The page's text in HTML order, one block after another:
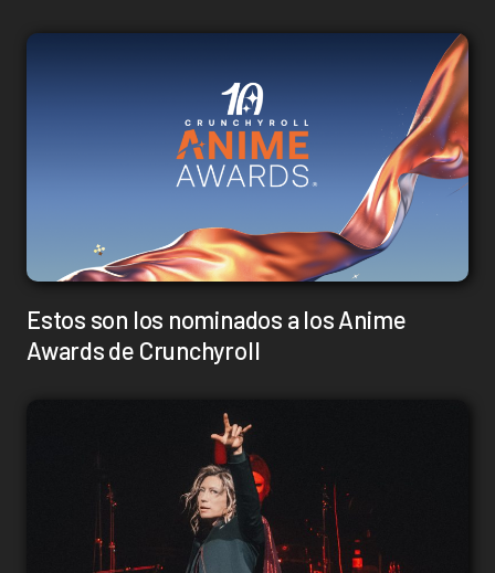
Estos son los nominados a los Anime
Awards de Crunchyroll